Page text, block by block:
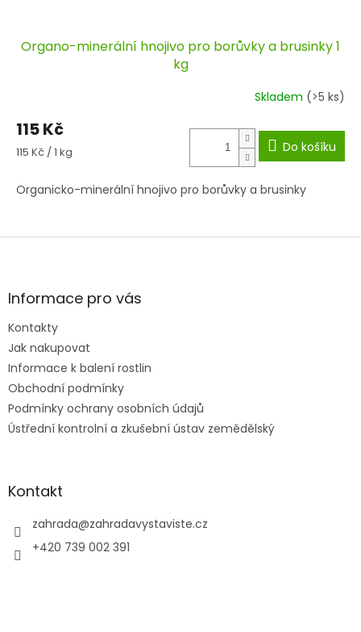
Organo-minerální hnojivo pro borůvky a brusinky 1
kg
Skladem (>5 ks)
115 Kč
Měrná
115 Kč / 1 kg Do košíku
Organicko-minerální hnojivo pro borůvky a brusinky
Z
aInformace pro vás
Kontakty
Jak nakupovat
Informace k balení rostlin
Obchodní podmínky
Podmínky ochrany osobních údajů
Ústřední kontrolní a zkušební ústav zemědělský
Kontakt
zahrada@zahradavystaviste.cz
+420 739 002 391